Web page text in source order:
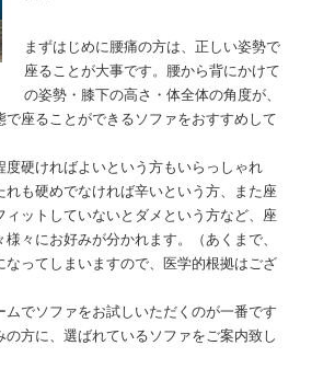
まずはじめに腰痛の方は、正しい姿勢で
座ることが大事です。腰から背にかけて
の姿勢・膝下の高さ・体全体の角度が、
で座ることができるソファをおすすめして
度硬ければよいという方もいらっしゃれ
れも硬めでなければ辛いという方、また座
ィットしていないとダメという方など、座
様々にお好みが分かれます。（あくまで、
なってしまいますので、医学的根拠はござ
ムでソファをお試しいただくのが一番です
の方に、選ばれているソファをご案内致し